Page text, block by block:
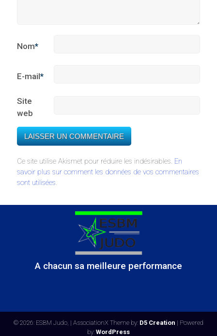
Nom*
E-mail*
Site
web
Ce site utilise Akismet pour réduire les indésirables. En
savoir plus sur comment les données de vos commentaires
sont utilisées.
A chacun sa meilleure performance
© 2026: ESBM Judo, | AssociationX Theme by: D5 Creation | Powered
by: WordPress